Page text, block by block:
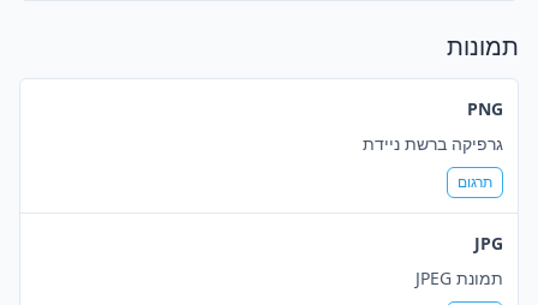
תמונות
PNG
גרפיקה ברשת ניידת
תרגום
JPG
תמונת JPEG